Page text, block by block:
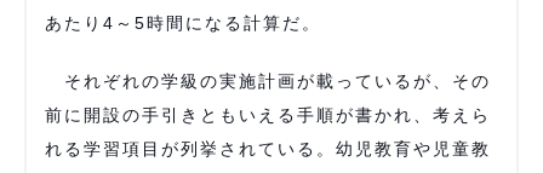
あたり4～5時間になる計算だ。
それぞれの学級の実施計画が載っているが、その
前に開設の手引きともいえる手順が書かれ、考えら
れる学習項目が列挙されている。幼児教育や児童教